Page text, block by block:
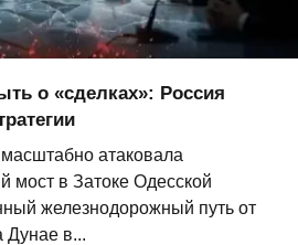
о «сделках»: Россия
атаковала
мост в Затоке Одесской
железнодорожный путь от
Дунае в...